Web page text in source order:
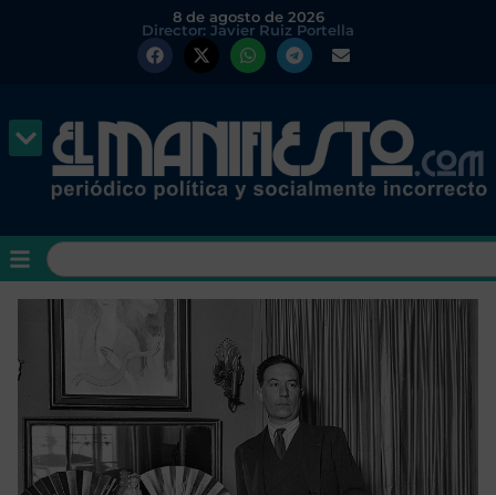
8 de agosto de 2026
Director: Javier Ruiz Portella